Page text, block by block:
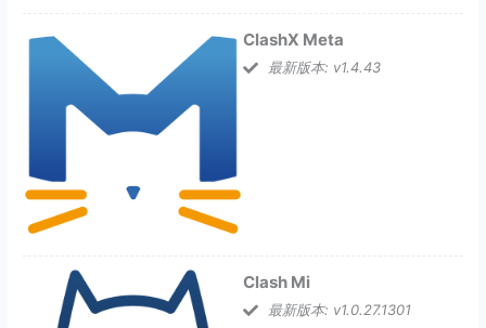
ClashX Meta
最新版本: v1.4.43
Clash Mi
最新版本: v1.0.27.1301